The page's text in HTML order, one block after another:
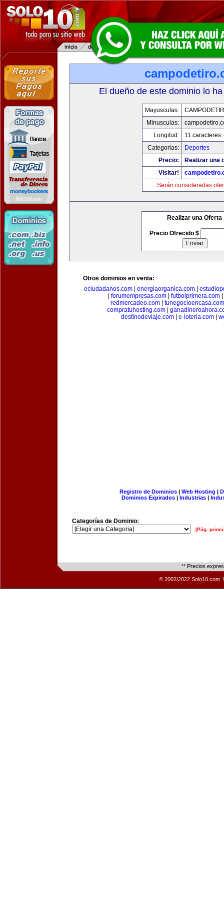
El dueño de este dominio lo
Mayusculas:
Minusculas:
Longitud:
11 caracteres
Categorias:
Deportes
Precio:
Realizar una
Visitar!
Serán consideradas
Realizar una Oferta
Precio Ofrecido $
Otros dominios en venta:
eciudadanos.com| energiaorganica.com|
forumempresas.com futbolprimera.com
redmercadeo.com| tunegocioencasa.com
compratuhosting.com|
destinodeviaje.com
e-loteria.com
Registro de Dominios| Web Hosting |
Dominios Expirados | Industrias |
Categorías de Dominio:
[Pág.
** Precios
© 2002/2022 Solo10.com